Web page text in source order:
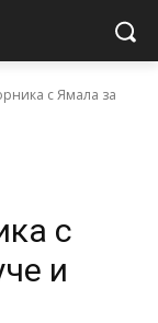
с Ямала за
с
и